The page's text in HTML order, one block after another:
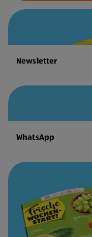
Newsletter
WhatsApp